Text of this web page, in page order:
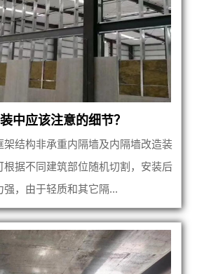
中应该注意的细节？
架结构非承重内隔墙及内隔墙改造装
据不同建筑部位随机切割，安装后
，由于轻质和其它隔...